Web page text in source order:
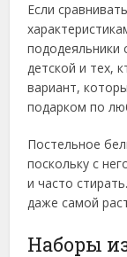
Если
пододеяльники
детской и тех,
вариант,
подарком по
Постельное
поскольку с
и часто
даже самой
Наборы